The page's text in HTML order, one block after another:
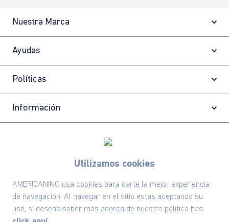
Utilizamos cookies
AMERICANINO usa cookies para darte la mejor experiencia
de navegación. Al navegar en el sitio estas aceptando su
uso, si deseas saber más acerca de nuestra política has
Nuestra Marca
Ayudas
Políticas
Información